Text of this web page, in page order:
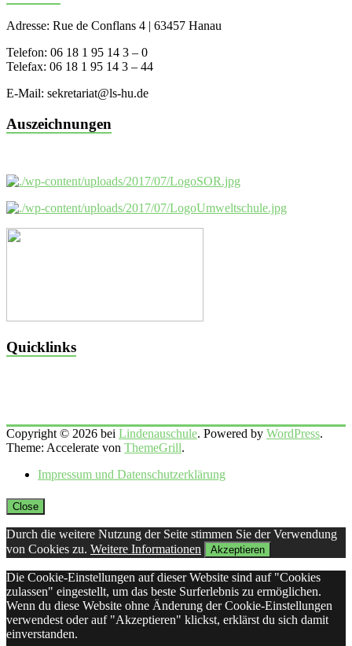
Adresse: Rue de Conflans 4 | 63457 Hanau
Telefon: 06 18 1 95 14 3 – 0
Telefax: 06 18 1 95 14 3 – 44
E-Mail: sekretariat@ls-hu.de
Auszeichnungen
Quicklinks
Copyright © 2026 bei Lindenauschule. Powered by WordPress.
Theme: Accelerate von ThemeGrill.
Impressum und Datenschutzerklärung
Close
Durch die weitere Nutzung der Seite stimmen Sie der Verwendung
von Cookies zu. Weitere Informationen Akzeptieren
Die Cookie-Einstellungen auf dieser Website sind auf "Cookies
zulassen" eingestellt, um das beste Surferlebnis zu ermöglichen.
Wenn du diese Website ohne Änderung der Cookie-Einstellungen
verwendest oder auf "Akzeptieren" klickst, erklärst du sich damit
einverstanden.